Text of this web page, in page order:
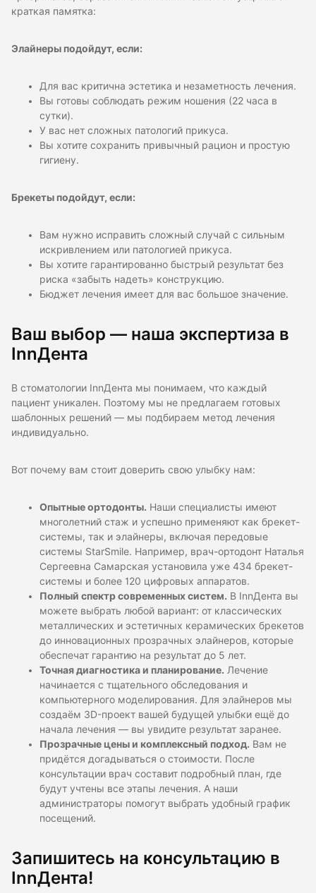
краткая памятка:
Элайнеры подойдут, если:
Для вас критична эстетика и незаметность лечения.
Вы готовы соблюдать режим ношения (22 часа в
сутки).
У вас нет сложных патологий прикуса.
Вы хотите сохранить привычный рацион и простую
гигиену.
Брекеты подойдут, если:
Вам нужно исправить сложный случай с сильным
искривлением или патологией прикуса.
Вы хотите гарантированно быстрый результат без
риска «забыть надеть» конструкцию.
Бюджет лечения имеет для вас большое значение.
Ваш выбор — наша экспертиза в
InnДента
В стоматологии InnДента мы понимаем, что каждый
пациент уникален. Поэтому мы не предлагаем готовых
шаблонных решений — мы подбираем метод лечения
индивидуально.
Вот почему вам стоит доверить свою улыбку нам:
Опытные ортодонты. Наши специалисты имеют
многолетний стаж и успешно применяют как брекет-
системы, так и элайнеры, включая передовые
системы StarSmile. Например, врач-ортодонт Наталья
Сергеевна Самарская установила уже 434 брекет-
системы и более 120 цифровых аппаратов.
Полный спектр современных систем. В InnДента вы
можете выбрать любой вариант: от классических
металлических и эстетичных керамических брекетов
до инновационных прозрачных элайнеров, которые
обеспечат гарантию на результат до 5 лет.
Точная диагностика и планирование. Лечение
начинается с тщательного обследования и
компьютерного моделирования. Для элайнеров мы
создаём 3D-проект вашей будущей улыбки ещё до
начала лечения — вы увидите результат заранее.
Прозрачные цены и комплексный подход. Вам не
придётся догадываться о стоимости. После
консультации врач составит подробный план, где
будут учтены все этапы лечения. А наши
администраторы помогут выбрать удобный график
посещений.
Запишитесь на консультацию в
InnДента!